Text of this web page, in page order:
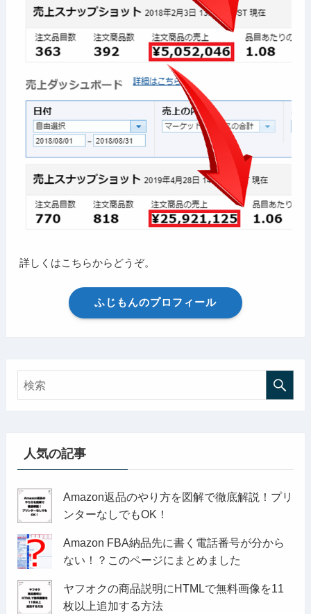
詳しくはこちらからどうぞ。
ふじもんのプロフィール
人気の記事
Amazon返品のやり方を図解で徹底解説！プリ
ンターなしでもOK！
Amazon FBA納品先に書く電話番号が分から
ない！？このページにまとめました
ヤフオクの商品説明にHTMLで無料画像を11
枚以上追加する方法